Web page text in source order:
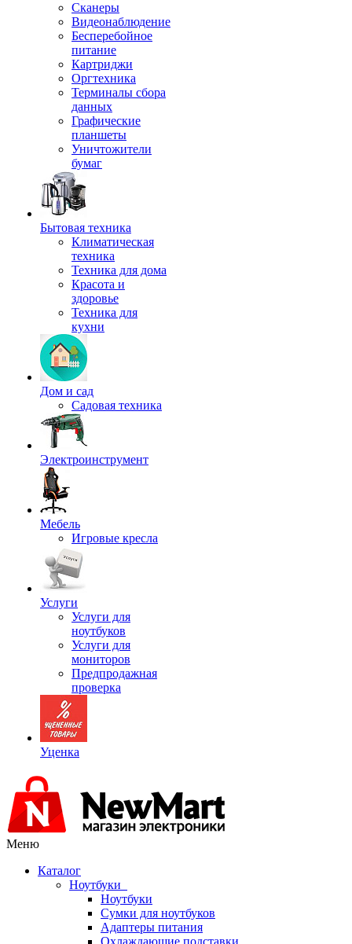
Сканеры
Видеонаблюдение
Бесперебойное
питание
Картриджи
Оргтехника
Терминалы сбора
данных
Графические
планшеты
Уничтожители
бумаг
Бытовая техника
Климатическая
техника
Техника для дома
Красота и
здоровье
Техника для
кухни
Дом и сад
Садовая техника
Электроинструмент
Мебель
Игровые кресла
Услуги
Услуги для
ноутбуков
Услуги для
мониторов
Предпродажная
проверка
Уценка
Меню
Каталог
Ноутбуки
Ноутбуки
Сумки для ноутбуков
Адаптеры питания
Охлаждающие подставки